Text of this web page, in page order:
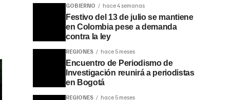
GOBIERNO hace 4 semanas
Festivo del 13 de julio se mantiene
en Colombia pese a demanda
contra la ley
REGIONES hace 5 meses
Encuentro de Periodismo de
Investigación reunirá a periodistas
en Bogotá
REGIONES hace 5 meses